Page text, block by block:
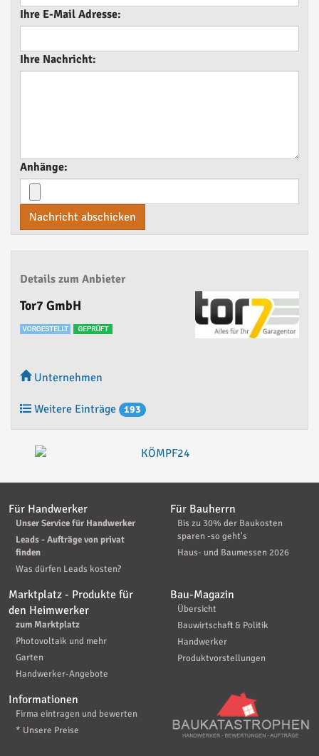
Ihre E-Mail Adresse:
Ihre Nachricht:
Anhänge:
Nachricht abschicken
Details zum Anbieter
Tor7 GmbH
Unternehmen
Weitere Einträge 193
Für Handwerker
Unser Service für Handwerker
Leads - Aufträge von privat
finden
Was dürfen Leads kosten?
Für Bauherrn
Bis zu 30% der Baukosten
sparen -so geht's
Haus- und Baumessen 2026
Marktplatz - Produkte für
den Heimwerker
zum Marktplatz
Photovoltaik und mehr
Garten
Handwerker-Angebote
Bau-Magazin
Übersicht
Bauwirtschaft & Politik
Handwerker
Produktvorstellungen
Informationen
Firma eintragen und bewerten
* Unsere Preise